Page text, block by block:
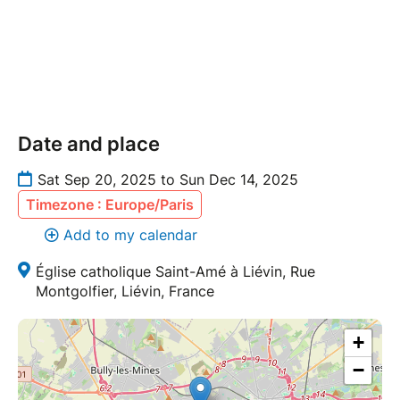
Date and place
Sat Sep 20, 2025 to Sun Dec 14, 2025
Timezone : Europe/Paris
Add to my calendar
Église catholique Saint-Amé à Liévin, Rue
Montgolfier, Liévin, France
+
−